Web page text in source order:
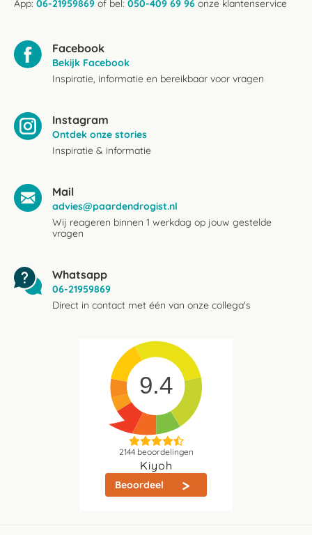
App: 06-21959869 of bel: 050-409 69 96 onze klantenservice
Facebook
Bekijk Facebook
Inspiratie, informatie en bereikbaar voor vragen
Instagram
Ontdek onze stories
Inspiratie & informatie
Mail
advies@paardendrogist.nl
Wij reageren binnen 1 werkdag op jouw gestelde
vragen
Whatsapp
06-21959869
Direct in contact met één van onze collega's
9.4
2144beoordelingen
Kiyoh
Beoordeel